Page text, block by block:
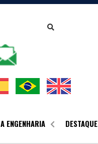
A ENGENHARIA DESTAQUE